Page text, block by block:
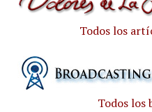
Todos los
Todos los